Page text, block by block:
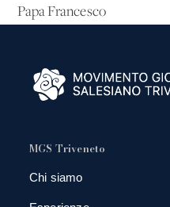
Papa Francesco
MGS Triveneto
Chi siamo